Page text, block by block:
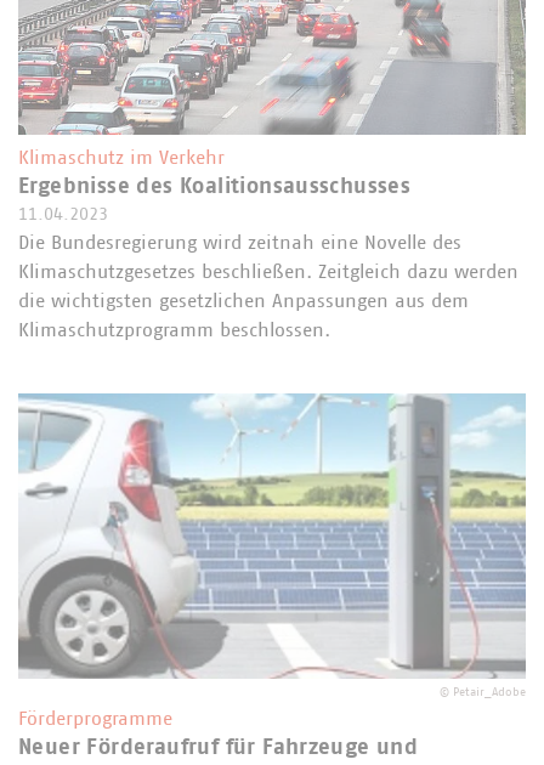
Klimaschutz im Verkehr
Ergebnisse des Koalitionsausschusses
11.04.2023
Die Bundesregierung wird zeitnah eine Novelle des
Klimaschutzgesetzes beschließen. Zeitgleich dazu werden
die wichtigsten gesetzlichen Anpassungen aus dem
Klimaschutzprogramm beschlossen.
© Petair_Adobe
Förderprogramme
Neuer Förderaufruf für Fahrzeuge und